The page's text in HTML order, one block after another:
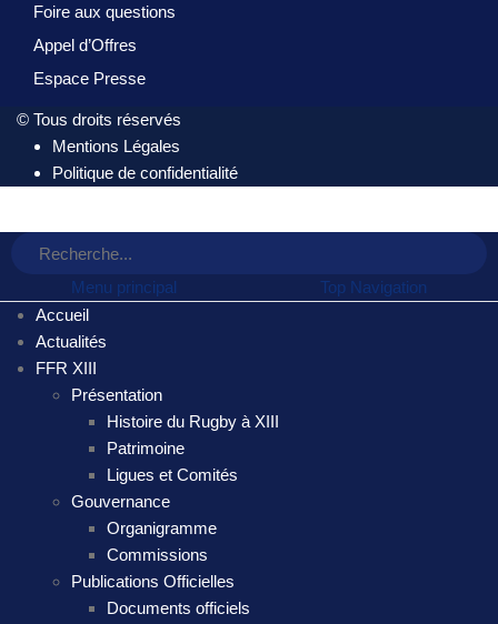
Foire aux questions
Appel d’Offres
Espace Presse
© Tous droits réservés
Mentions Légales
Politique de confidentialité
Menu principal
Top Navigation
Accueil
Actualités
FFR XIII
Présentation
Histoire du Rugby à XIII
Patrimoine
Ligues et Comités
Gouvernance
Organigramme
Commissions
Publications Officielles
Documents officiels